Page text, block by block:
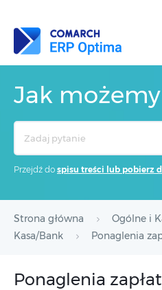
Jak
Przejdź do spisu treści lub pobierz
Strona główna
Ogólne i
Kasa/Bank
Ponaglenia
Ponaglenia